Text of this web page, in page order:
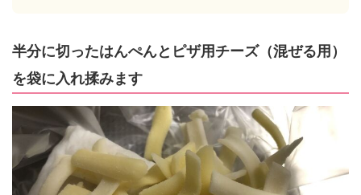
半分に切ったはんぺんとピザ用チーズ（混ぜる用）
を袋に入れ揉みます